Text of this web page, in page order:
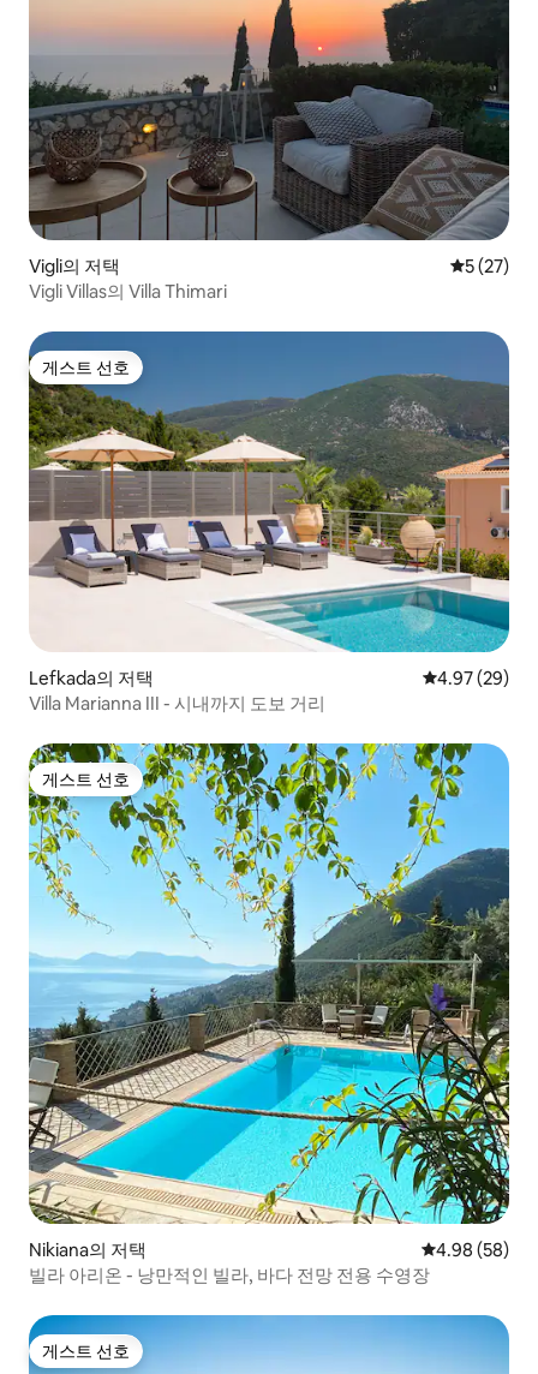
Vigli의 저택 평점 5점
5 (27)
Vigli Villas의 Villa Thimari
게스트 선호
게스트 선호
Lefkada의 저택 평점 4.97점(5
4.97 (29)
Villa Marianna III - 시내까지 도보 거리
게스트 선호
게스트 선호
Nikiana의 저택 평점 4.98점(5
4.98 (58)
빌라 아리온 - 낭만적인 빌라, 바다 전망 전용 수영장
게스트 선호
게스트 선호